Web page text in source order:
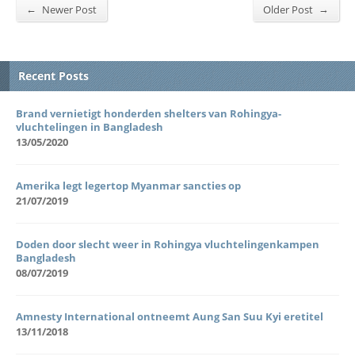
← Newer Post Older Post →
Recent Posts
Brand vernietigt honderden shelters van Rohingya-
vluchtelingen in Bangladesh
13/05/2020
Amerika legt legertop Myanmar sancties op
21/07/2019
Doden door slecht weer in Rohingya vluchtelingenkampen
Bangladesh
08/07/2019
Amnesty International ontneemt Aung San Suu Kyi eretitel
13/11/2018